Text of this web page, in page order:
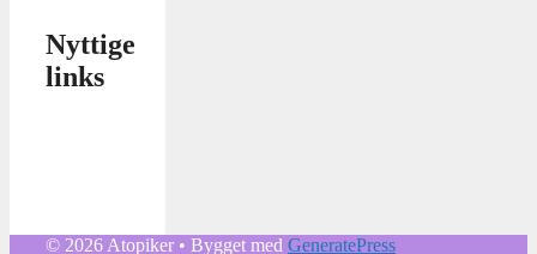
Nyttige
links
© 2026 Atopiker • Bygget med GeneratePress